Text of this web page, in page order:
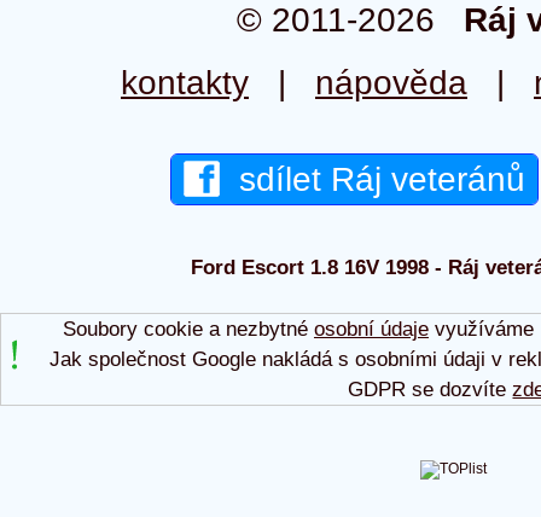
© 2011-2026 Ráj
kontakty | nápověda |
sdílet Ráj veteránů
Ford Escort 1.8 16V 1998 - Ráj
Soubory cookie a nezbytné osobní údajevyužíváme
Jak společnost Google nakládá s osobními údaji v
GDPR se dozvíte